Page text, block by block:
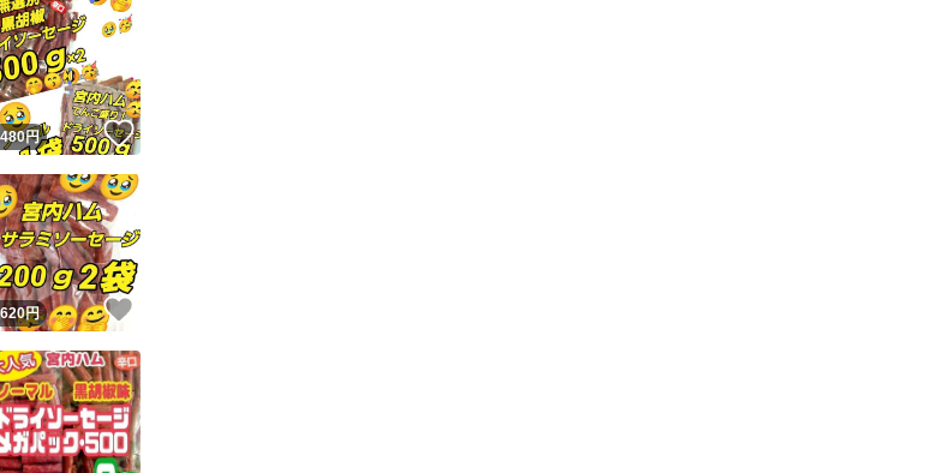
ユーザーはYahoo!フリマの取引を完了させた実績があります
のユーザーは他フリマサービスでの取引実績があります
り、発送を保証しているものではありません
ユーザーは高頻度で24時間以内＆設定した発送日数内に発送してい
す
ユーザーは高頻度で24時間以内に発送しています
ユーザーは設定した発送日数内に発送しています
回です
出品ページへ
キャンセル
！
円 いいね！
！
円